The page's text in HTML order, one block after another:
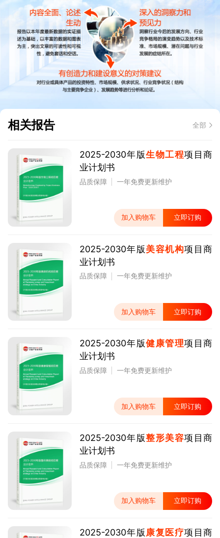
相关报告 全部
2025-2030年版生物工程项目商
业计划书
品质保障 一年免费更新维护
加入购物车 立即订购
2025-2030年版美容机构项目商
业计划书
品质保障 一年免费更新维护
加入购物车 立即订购
2025-2030年版健康管理项目商
业计划书
品质保障 一年免费更新维护
加入购物车 立即订购
2025-2030年版整形美容项目商
业计划书
品质保障 一年免费更新维护
加入购物车 立即订购
2025-2030年版 康复医疗项目商